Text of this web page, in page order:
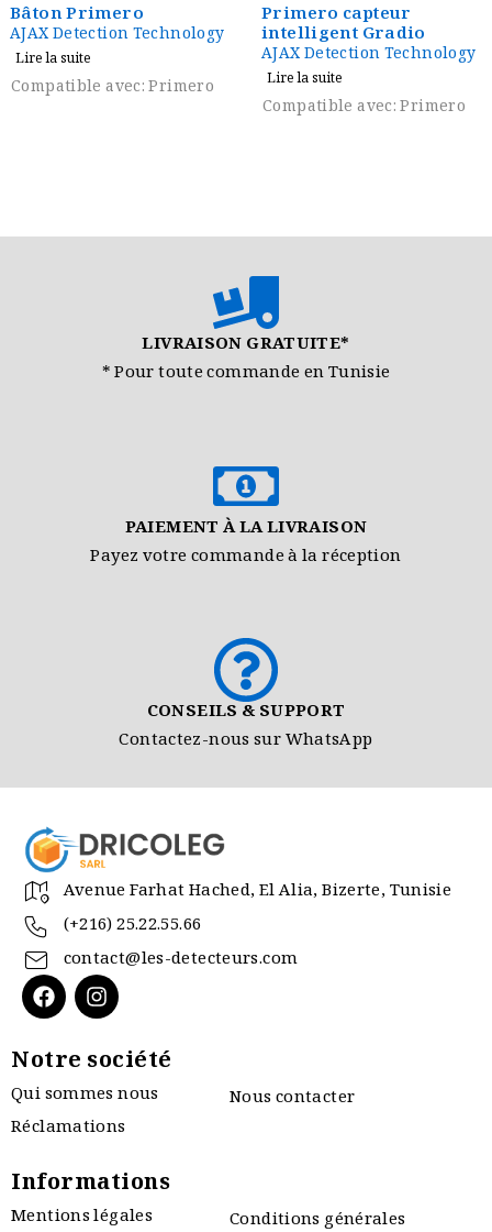
Bâton Primero
AJAX Detection Technology
Lire la suite
Compatible avec: Primero
Primero capteur
intelligent Gradio
AJAX Detection Technology
Lire la suite
Compatible avec: Primero
LIVRAISON GRATUITE*
* Pour toute commande en Tunisie
PAIEMENT À LA LIVRAISON
Payez votre commande à la réception
CONSEILS & SUPPORT
Contactez-nous sur WhatsApp
Avenue Farhat Hached, El Alia, Bizerte, Tunisie
(+216) 25.22.55.66
contact@les-detecteurs.com
Notre société
Qui sommes nous
Nous contacter
Réclamations
Informations
Mentions légales Conditions générales